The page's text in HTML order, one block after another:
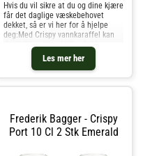
Les mer her
Hvis du vil sikre at du og dine kjære
får det daglige væskebehovet
dekket, så er vi her for å hjelpe
deg:Med Crispy vannkaraffel kan
du stolt servere deilige kalde
drikker til gjestene dine, enten det
er til hverdagslige eller festlige
arrangementer.
Frederik Bagger - Crispy
Port 10 Cl 2 Stk Emerald